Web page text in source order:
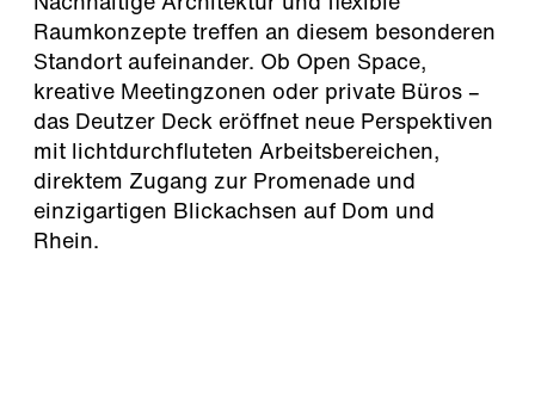
Raumkonzepte treffen an diesem besonderen
Standort aufeinander. Ob Open Space,
kreative Meetingzonen oder private Büros –
das Deutzer Deck eröffnet neue Perspektiven
mit lichtdurchfluteten Arbeitsbereichen,
direktem Zugang zur Promenade und
einzigartigen Blickachsen auf Dom und
Rhein.